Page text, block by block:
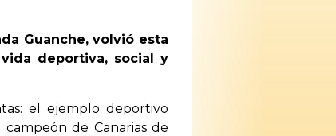
Guanche, volvió esta
deportiva, social y
el ejemplo deportivo
de Canarias de